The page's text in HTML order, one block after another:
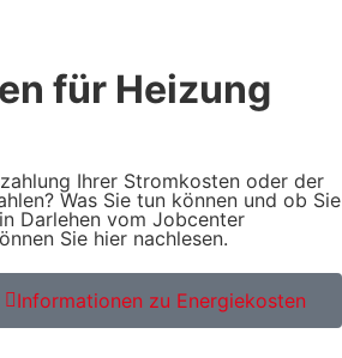
für Heizung
Ihrer Stromkosten oder der
Was Sie tun können und ob Sie
Darlehen vom Jobcenter
Sie hier nachlesen.
Informationen zu Energiekosten